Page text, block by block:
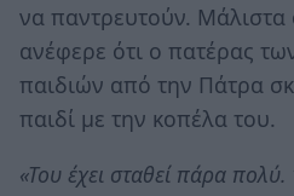
να παντρευτούν.
ανέφερε ότι ο πατέρας
παιδιών από την Πάτρα
παιδί με την κοπέλα του.
«Του έχει σταθεί πάρα